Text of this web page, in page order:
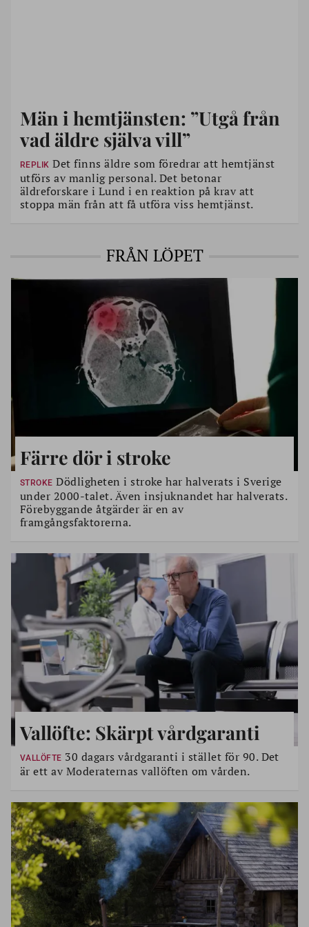
Män i hemtjänsten: ”Utgå från
vad äldre själva vill”
REPLIK Det finns äldre som föredrar att hemtjänst
utförs av manlig personal. Det betonar
äldreforskare i Lund i en reaktion på krav att
stoppa män från att få utföra viss hemtjänst.
FRÅN LÖPET
Färre dör i stroke
STROKE Dödligheten i stroke har halverats i Sverige
under 2000-talet. Även insjuknandet har halverats.
Förebyggande åtgärder är en av
framgångsfaktorerna.
Vallöfte: Skärpt vårdgaranti
VALLÖFTE 30 dagars vårdgaranti i stället för 90. Det
är ett av Moderaternas vallöften om vården.